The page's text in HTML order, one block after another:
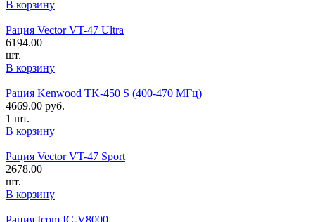
В корзину
Рация Vector VT-47 Ultra
6194.00
шт.
В корзину
Рация Kenwood TK-450 S (400-470 МГц)
4669.00 руб.
1 шт.
В корзину
Рация Vector VT-47 Sport
2678.00
шт.
В корзину
Рация Icom IC-V8000